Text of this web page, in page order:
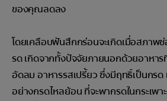
ของคุณลดลง
โดยเคลือบฟันสึกกร่อนจะเกิดเมื่อสภาพ
รด เกิดจากทั้งปัจจัยภายนอกด้วยอาหาร
อัดลม อาหารรสเปรี้ยว ซึ่งมีฤทธิ์เป็นกรด
อย่างกรดไหลย้อน ที่จะพากรดในกระเพา